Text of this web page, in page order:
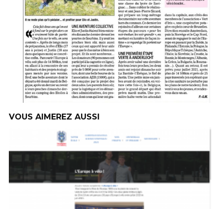
VOUS AIMEREZ AUSSI